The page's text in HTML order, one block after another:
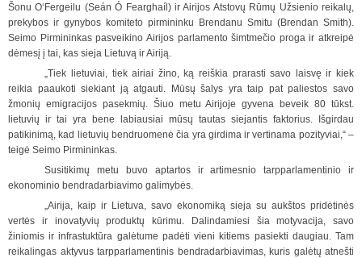
Šonu O‘Fergeilu (Seán Ó Fearghaíl) ir Airijos Atstovų Rūmų Užsienio reikalų,
prekybos ir gynybos komiteto pirmininku Brendanu Smitu (Brendan Smith).
Seimo Pirmininkas pasveikino Airijos parlamento šimtmečio proga ir atkreipė
dėmesį į tai, kas sieja Lietuvą ir Airiją.
„Tiek lietuviai, tiek airiai žino, ką reiškia prarasti savo laisvę ir kiek
reikia paaukoti siekiant ją atgauti. Mūsų šalys yra taip pat paliestos savo
žmonių emigracijos pasekmių. Šiuo metu Airijoje gyvena beveik 80 tūkst.
lietuvių ir tai yra bene labiausiai mūsų tautas siejantis faktorius. Išgirdau
patikinimą, kad lietuvių bendruomenė čia yra girdima ir vertinama pozityviai,“ –
teigė Seimo Pirmininkas.
Susitikimų metu buvo aptartos ir artimesnio tarpparlamentinio ir
ekonominio bendradarbiavimo galimybės.
„Airija, kaip ir Lietuva, savo ekonomiką sieja su aukštos pridėtinės
vertės ir inovatyvių produktų kūrimu. Dalindamiesi šia motyvacija, savo
žiniomis ir infrastuktūra galėtume padėti vieni kitiems pasiekti daugiau. Tam
reikalingas aktyvus tarpparlamentinis bendradarbiavimas, kuris galėtų atnešti